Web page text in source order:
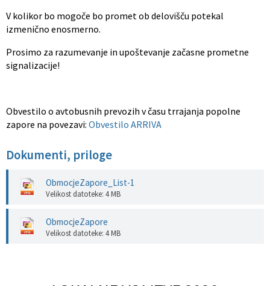
V kolikor bo mogoče bo promet ob delovišču potekal
izmenično enosmerno.
Prosimo za razumevanje in upoštevanje začasne prometne
signalizacije!
Obvestilo o avtobusnih prevozih v času trrajanja popolne
zapore na povezavi: Obvestilo ARRIVA
Dokumenti, priloge
ObmocjeZapore_List-1
Velikost datoteke: 4 MB
ObmocjeZapore
Velikost datoteke: 4 MB